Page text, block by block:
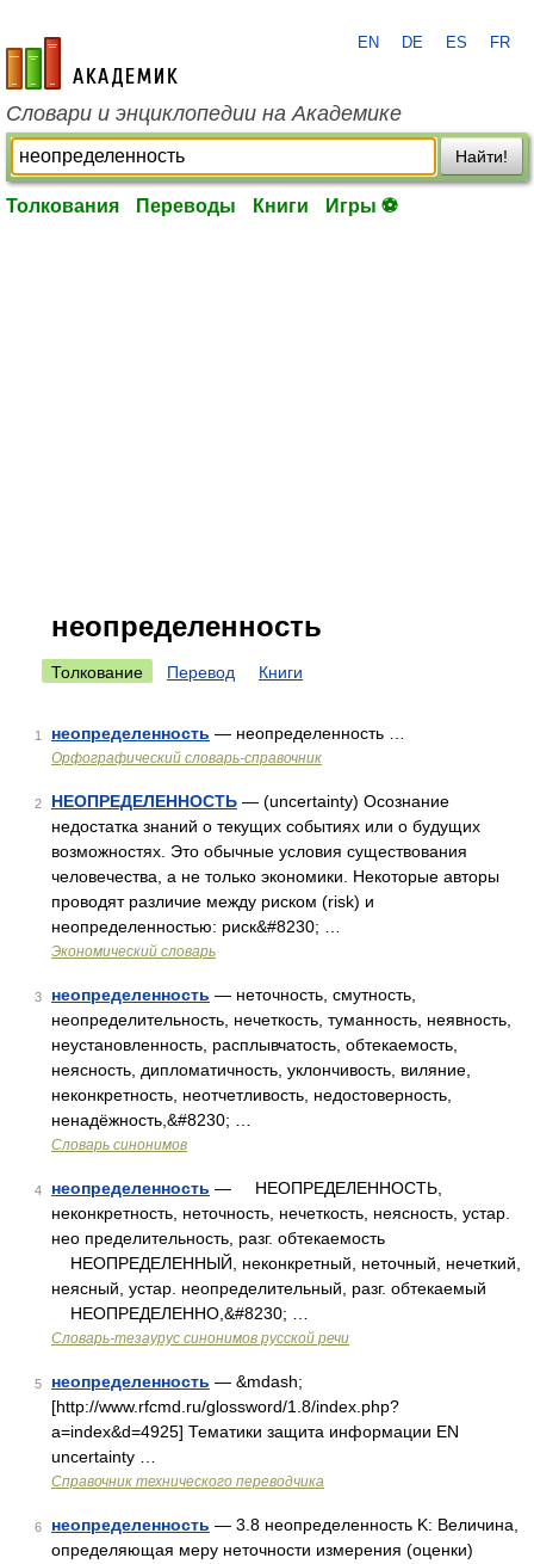
academic.ru
EN DE ES FR
Словари и энциклопедии на Академике
Найти!
Толкования Переводы Книги Игры ⚽
неопределенность
Толкование Перевод Книги
1 неопределенность — неопределенность …
Орфографический словарь-справочник
2 НЕОПРЕДЕЛЕННОСТЬ — (uncertainty) Осознание
недостатка знаний о текущих событиях или о будущих
возможностях. Это обычные условия существования
человечества, а не только экономики. Некоторые авторы
проводят различие между риском (risk) и
неопределенностью: риск&#8230; …
Экономический словарь
3 неопределенность — неточность, смутность,
неопределительность, нечеткость, туманность, неявность,
неустановленность, расплывчатость, обтекаемость,
неясность, дипломатичность, уклончивость, виляние,
неконкретность, неотчетливость, недостоверность,
ненадёжность,&#8230; …
Словарь синонимов
4 неопределенность — НЕОПРЕДЕЛЕННОСТЬ,
неконкретность, неточность, нечеткость, неясность, устар.
нео пределительность, разг. обтекаемость
НЕОПРЕДЕЛЕННЫЙ, неконкретный, неточный, нечеткий,
неясный, устар. неопределительный, разг. обтекаемый
НЕОПРЕДЕЛЕННО,&#8230; …
Словарь-тезаурус синонимов русской речи
5 неопределенность — &mdash;
[http://www.rfcmd.ru/glossword/1.8/index.php?
a=index&d=4925] Тематики защита информации EN
uncertainty …
Справочник технического переводчика
6 неопределенность — 3.8 неопределенность K: Величина,
определяющая меру неточности измерения (оценки)